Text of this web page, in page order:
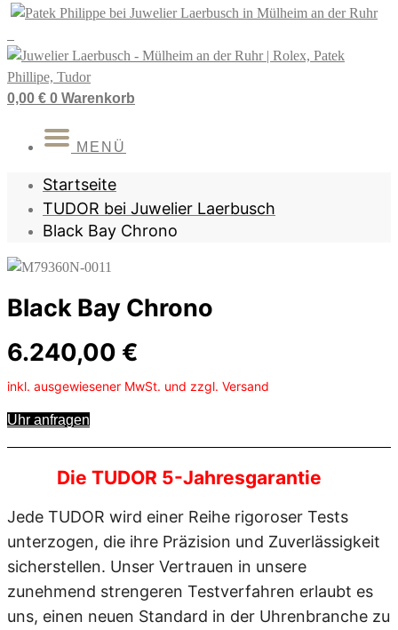
Zum
Inhalt
springen
0,00 € 0 Warenkorb
MENÜ
Startseite
TUDOR bei Juwelier Laerbusch
Black Bay Chrono
Black Bay Chrono
6.240,00 €
inkl. ausgewiesener MwSt. und zzgl. Versand
Uhr anfragen
Die TUDOR 5-Jahresgarantie
Jede TUDOR wird einer Reihe rigoroser Tests
unterzogen, die ihre Präzision und Zuverlässigkeit
sicherstellen. Unser Vertrauen in unsere
zunehmend strengeren Testverfahren erlaubt es
uns, einen neuen Standard in der Uhrenbranche zu